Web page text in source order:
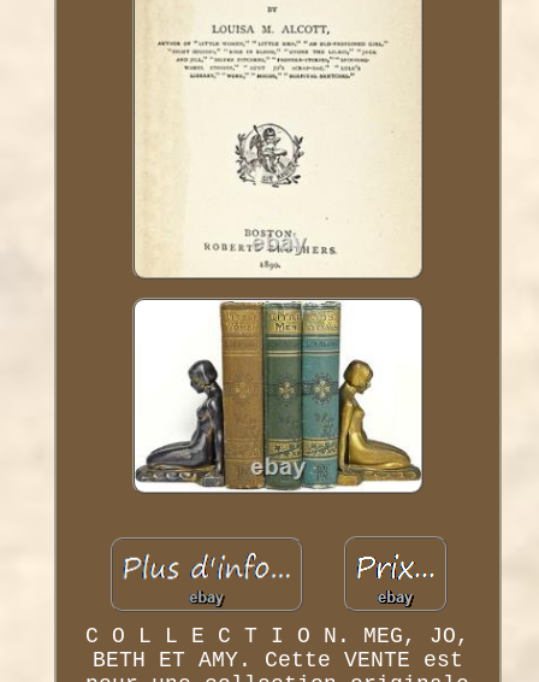
C O L L E C T I O N. MEG, JO,
BETH ET AMY. Cette VENTE est